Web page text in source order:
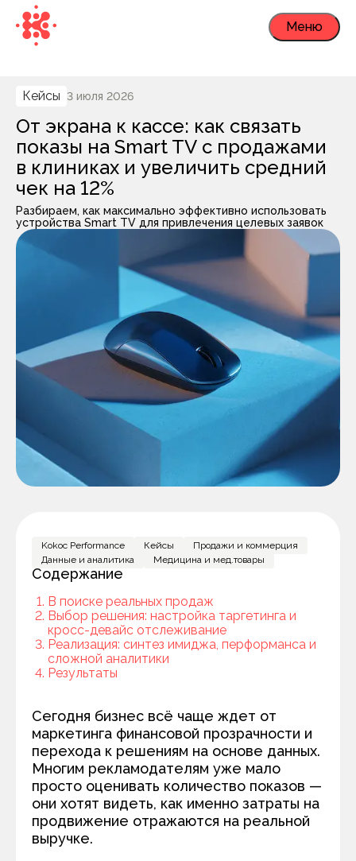
Меню
Кейсы 3 июля 2026
От экрана к кассе: как связать
показы на Smart TV с продажами
в клиниках и увеличить средний
чек на 12%
Разбираем, как максимально эффективно использовать
устройства Smart TV для привлечения целевых заявок
Kokoc Performance Кейсы
Продажи и коммерция
Данные и аналитика
Медицина и мед.товары
Содержание
В поиске реальных продаж
Выбор решения: настройка таргетинга и
кросс-девайс отслеживание
Реализация: синтез имиджа, перформанса и
сложной аналитики
Результаты
Сегодня бизнес всё чаще ждет от
маркетинга финансовой прозрачности и
перехода к решениям на основе данных.
Многим рекламодателям уже мало
просто оценивать количество показов —
они хотят видеть, как именно затраты на
продвижение отражаются на реальной
выручке.